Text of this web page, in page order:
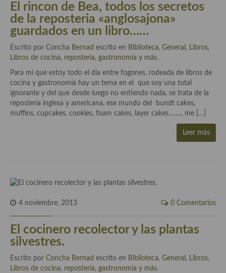
Cocina Catalana
Cocina Extremeña
Cocina Gallega
Cocina Madrileña
Cocina Murciana
Cocina Navarra
Cocina Alemana
Cocina Austriaca
Cocina Belga
El rincon de Bea, todos los secretos
de la reposteria «anglosajona»
guardados en un libro……
Escrito por Concha Bernad escrito en Biblioteca, General , Libros,
Libros de cocina, repostería, gastronomía y más.
Para mí que estoy todo el dia entre fogones, rodeada de libros de
cocina y gastronomía hay un tema en el que soy una total
ignorante y del que desde luego no entiendo nada, se trata de la
repostería inglesa y americana, ese mundo del bundt cakes,
muffins, cupcakes, cookies, foam cakes, layer cakes……., me […]
Leer más
4 noviembre, 2013 0 Comentarios
El cocinero recolector y las plantas
silvestres.
Escrito por Concha Bernad escrito en Biblioteca, General , Libros,
Libros de cocina, repostería, gastronomía y más.